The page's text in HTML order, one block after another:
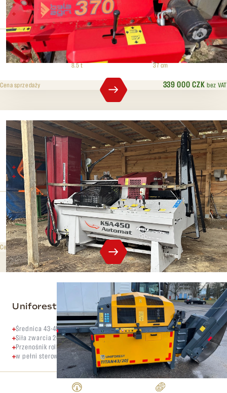
Przekrój 37 cm
Krzyże tnące 4/6/8
Ciśnienie rozdzielające
8.5 t
Maks. średnica
37 cm
339 000 CZKbez VAT
Cena sprzedaży
BGU KSA 450 Automat
Średnica do 45 cm
Siła rozłupywania 24 tony
Ciśnienie rozdzielające
22 t
Maks. średnica
45 cm
525 000 CZKbez VAT
Cena sprzedaży
Uniforest Titan 43/20J
Średnica 43-45 cm
Siła zwarcia 20 ton
Przenośnik rolkowy dozujący o długości 4 m
w pełni sterowany za pomocą joysticka